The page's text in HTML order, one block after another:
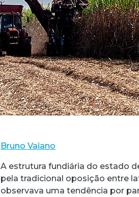
Bruno Vaiano
A estrutura fundiária do estado
pela tradicional oposição entre
observava uma tendência por